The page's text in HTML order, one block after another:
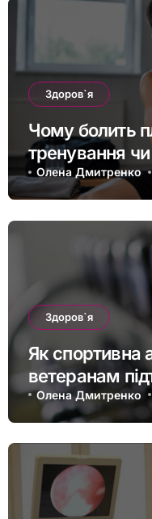
Здоров`я
Чому болить
тренування
МРТ суглоба
Олена Дмитренко
Здоров`я
Як спортивна
ветеранам
форму та
Олена Дмитренко